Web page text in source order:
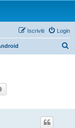
Login
Iscriviti